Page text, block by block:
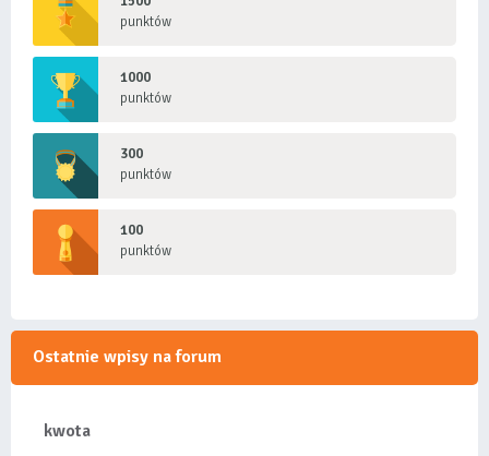
punktów
1000
punktów
300
punktów
100
punktów
Ostatnie wpisy na forum
kwota